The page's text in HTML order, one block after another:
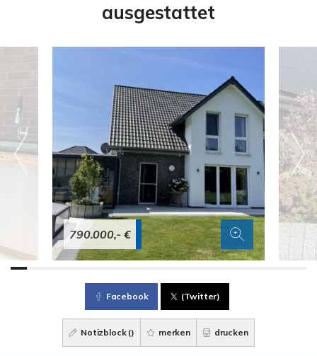
ausgestattet
790.000,- €
Facebook (Twitter)
Notizblock () merken drucken